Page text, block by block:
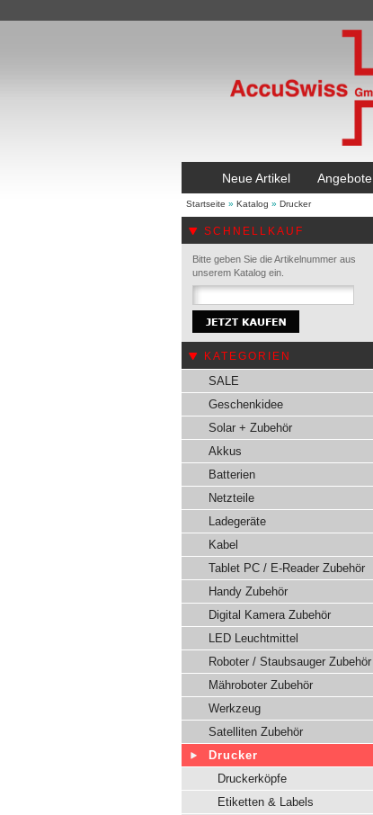
Neue Artikel Angebote
Startseite » Katalog » Drucker
SCHNELLKAUF
Bitte geben Sie die Artikelnummer aus
unserem Katalog ein.
KATEGORIEN
SALE
Geschenkidee
Solar + Zubehör
Akkus
Batterien
Netzteile
Ladegeräte
Kabel
Tablet PC / E-Reader Zubehör
Handy Zubehör
Digital Kamera Zubehör
LED Leuchtmittel
Roboter / Staubsauger Zubehör
Mähroboter Zubehör
Werkzeug
Satelliten Zubehör
Drucker
Druckerköpfe
Etiketten & Labels